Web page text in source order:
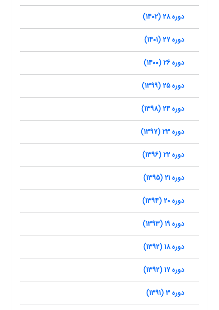
دوره 28 (1402)
دوره 27 (1401)
دوره 26 (1400)
دوره 25 (1399)
دوره 24 (1398)
دوره 23 (1397)
دوره 22 (1396)
دوره 21 (1395)
دوره 20 (1394)
دوره 19 (1393)
دوره 18 (1392)
دوره 17 (1392)
دوره 3 (1391)